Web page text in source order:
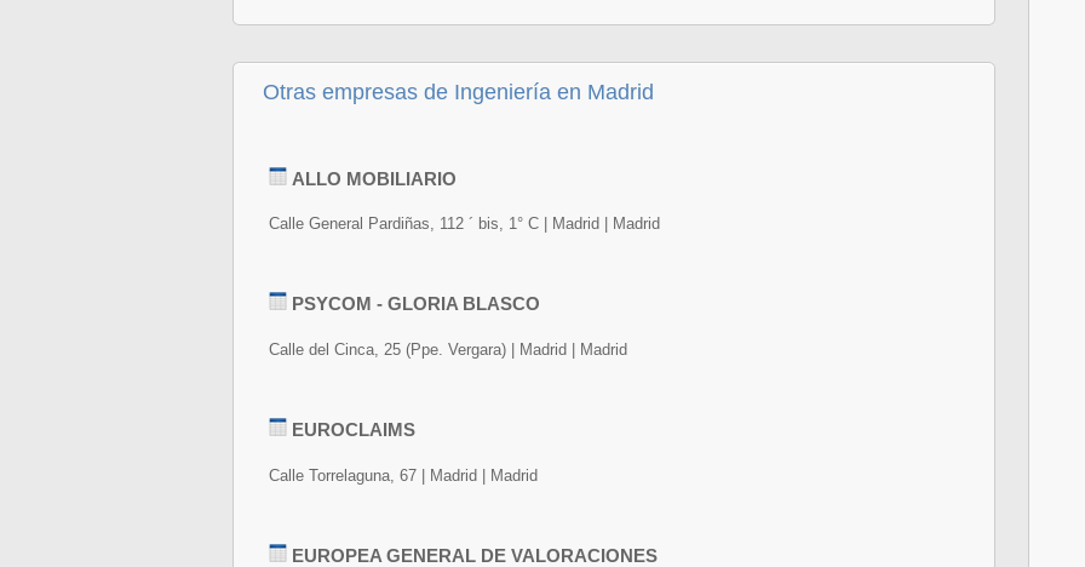
Otras empresas de Ingeniería en Madrid
ALLO MOBILIARIO
Calle General Pardiñas, 112 ´ bis, 1° C | Madrid | Madrid
PSYCOM - GLORIA BLASCO
Calle del Cinca, 25 (Ppe. Vergara) | Madrid | Madrid
EUROCLAIMS
Calle Torrelaguna, 67 | Madrid | Madrid
EUROPEA GENERAL DE VALORACIONES